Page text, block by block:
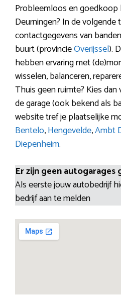
Probleemloos en goedkoop
Deurningen? In de volgende
contactgegevens van
buurt (provincieOverijssel).
hebben ervaring met
wisselen, balanceren,
Thuis geen ruimte? Kies
de garage (ook bekend als
website tref je plaatselijke
Bentelo,Hengevelde,Ambt
Diepenheim.
Er zijn geen autogarages
Als eerste jouw autobedrijf
bedrijf aan te melden